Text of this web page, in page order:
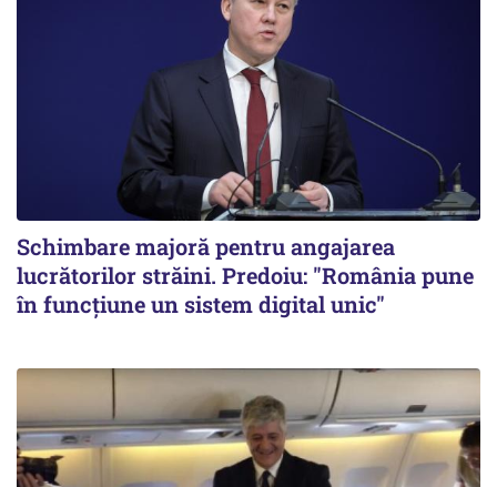
Schimbare majoră pentru angajarea
lucrătorilor străini. Predoiu: "România pune
în funcțiune un sistem digital unic"